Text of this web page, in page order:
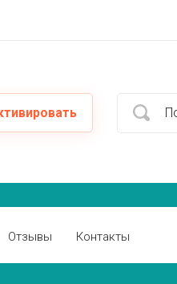
Отзывы Контакты